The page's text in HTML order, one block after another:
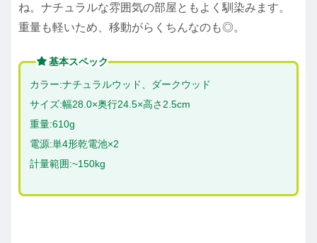
ね。ナチュラルな雰囲気の部屋ともよく馴染みます。
重量も軽いため、移動がらくちんなのも◎。
基本スペック
カラー:ナチュラルウッド、ダークウッド
サイズ:幅28.0×奥行24.5×高さ2.5cm
重量:610g
電源:単4形乾電池×2
計量範囲:~150kg